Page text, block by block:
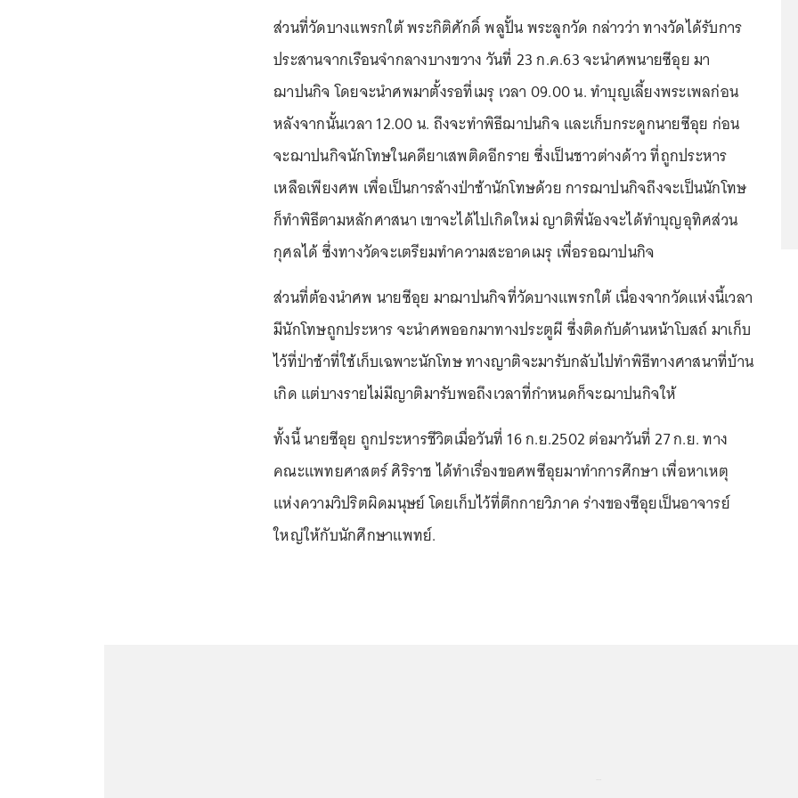
ส่วนที่วัดบางแพรกใต้ พระกิติศักดิ์ พลูปั้น พระลูกวัด กล่าวว่า ทางวัดได้รับการ
ประสานจากเรือนจำกลางบางขวาง วันที่ 23 ก.ค.63 จะนำศพนายซีอุย มา
ฌาปนกิจ โดยจะนำศพมาตั้งรอที่เมรุ เวลา 09.00 น. ทำบุญเลี้ยงพระเพลก่อน
หลังจากนั้นเวลา 12.00 น. ถึงจะทำพิธีฌาปนกิจ และเก็บกระดูกนายซีอุย ก่อน
จะฌาปนกิจนักโทษในคดียาเสพติดอีกราย ซึ่งเป็นชาวต่างด้าว ที่ถูกประหาร
เหลือเพียงศพ เพื่อเป็นการล้างป่าช้านักโทษด้วย การฌาปนกิจถึงจะเป็นนักโทษ
ก็ทำพิธีตามหลักศาสนา เขาจะได้ไปเกิดใหม่ ญาติพี่น้องจะได้ทำบุญอุทิศส่วน
กุศลได้ ซึ่งทางวัดจะเตรียมทำความสะอาดเมรุ เพื่อรอฌาปนกิจ
ส่วนที่ต้องนำศพ นายซีอุย มาฌาปนกิจที่วัดบางแพรกใต้ เนื่องจากวัดแห่งนี้เวลา
มีนักโทษถูกประหาร จะนำศพออกมาทางประตูผี ซึ่งติดกับด้านหน้าโบสถ์ มาเก็บ
ไว้ที่ป่าช้าที่ใช้เก็บเฉพาะนักโทษ ทางญาติจะมารับกลับไปทำพิธีทางศาสนาที่บ้าน
เกิด แต่บางรายไม่มีญาติมารับพอถึงเวลาที่กำหนดก็จะฌาปนกิจให้
ทั้งนี้ นายซีอุย ถูกประหารชีวิตเมื่อวันที่ 16 ก.ย.2502 ต่อมาวันที่ 27 ก.ย. ทาง
คณะแพทยศาสตร์ ศิริราช ได้ทำเรื่องขอศพซีอุยมาทำการศึกษา เพื่อหาเหตุ
แห่งความวิปริตผิดมนุษย์ โดยเก็บไว้ที่ตึกกายวิภาค ร่างของซีอุยเป็นอาจารย์
ใหญ่ให้กับนักศึกษาแพทย์.